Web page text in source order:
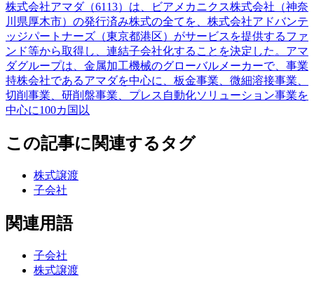
株式会社アマダ（6113）は、ビアメカニクス株式会社（神奈
川県厚木市）の発行済み株式の全てを、株式会社アドバンテ
ッジパートナーズ（東京都港区）がサービスを提供するファ
ンド等から取得し、連結子会社化することを決定した。アマ
ダグループは、金属加工機械のグローバルメーカーで、事業
持株会社であるアマダを中心に、板金事業、微細溶接事業、
切削事業、研削盤事業、プレス自動化ソリューション事業を
中心に100カ国以
この記事に関連するタグ
株式譲渡
子会社
関連用語
子会社
株式譲渡